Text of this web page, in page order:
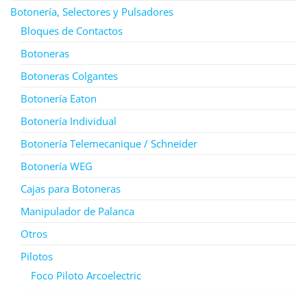
Botonería, Selectores y Pulsadores
Bloques de Contactos
Botoneras
Botoneras Colgantes
Botonería Eaton
Botonería Individual
Botonería Telemecanique / Schneider
Botonería WEG
Cajas para Botoneras
Manipulador de Palanca
Otros
Pilotos
Foco Piloto Arcoelectric